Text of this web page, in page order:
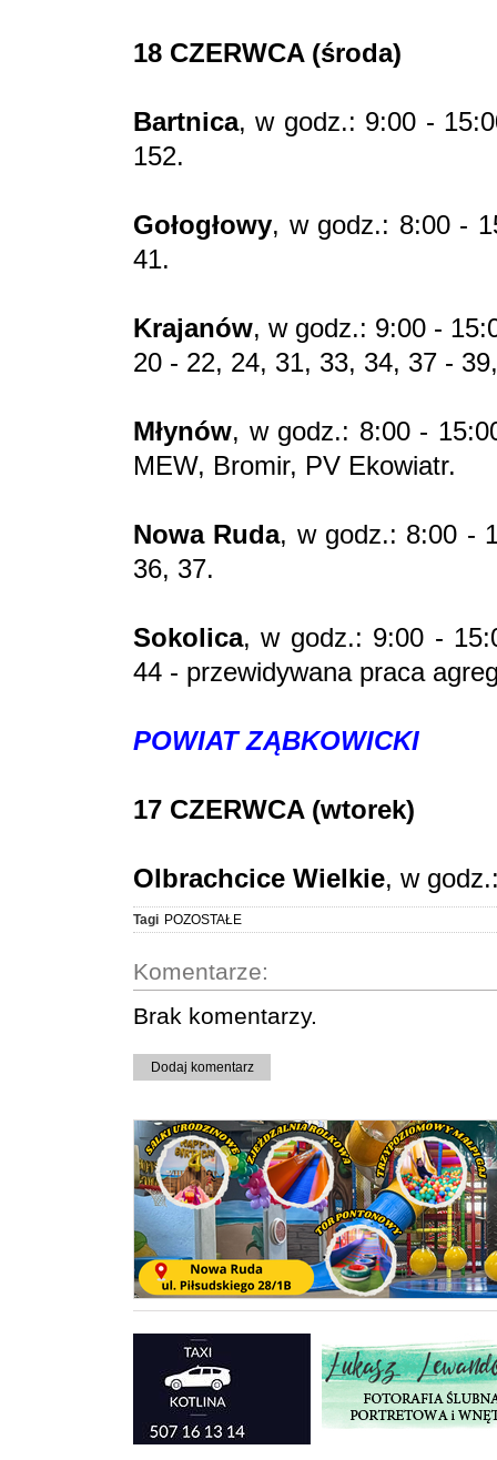
18 CZERWCA (środa)
Bartnica, w godz.: 9:00 -
152.
Gołogłowy, w godz.: 8:00 -
41.
Krajanów, w godz.: 9:00 -
20 - 22, 24, 31, 33, 34, 37 -
Młynów, w godz.: 8:00 -
MEW, Bromir, PV Ekowiatr.
Nowa Ruda, w godz.: 8:00 -
36, 37.
Sokolica, w godz.: 9:00 -
44 - przewidywana praca
POWIAT ZĄBKOWICKI
17 CZERWCA (wtorek)
Olbrachcice Wielkie, w
Tagi POZOSTAŁE
Komentarze:
Brak komentarzy.
Dodaj komentarz